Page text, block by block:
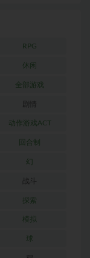
RPG
休闲
全部游戏
剧情
动作游戏ACT
回合制
幻
战斗
探索
模拟
球